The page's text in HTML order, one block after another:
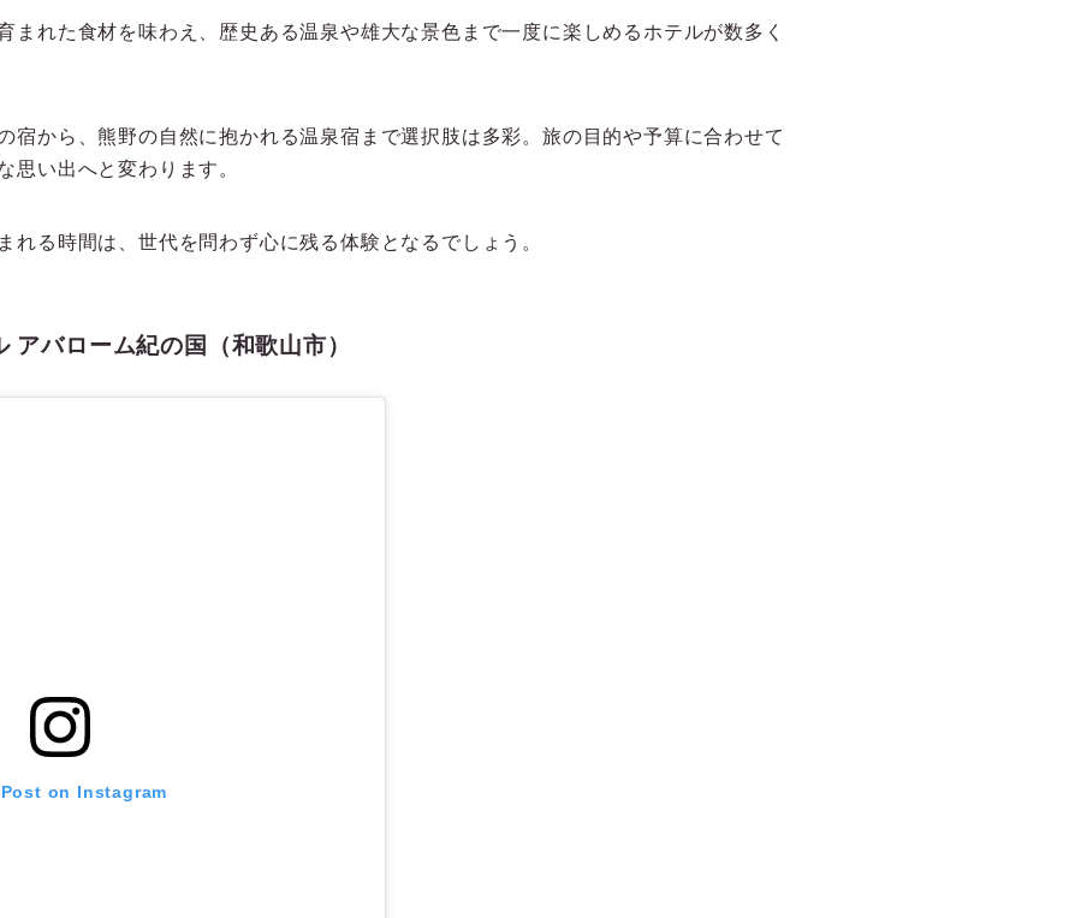
まれた食材を味わえ、歴史ある温泉や雄大な景色まで一度に楽しめるホテルが数多く
宿から、熊野の自然に抱かれる温泉宿まで選択肢は多彩。旅の目的や予算に合わせて
思い出へと変わります。
れる時間は、世代を問わず心に残る体験となるでしょう。
アバローム紀の国（和歌山市）
on Instagram